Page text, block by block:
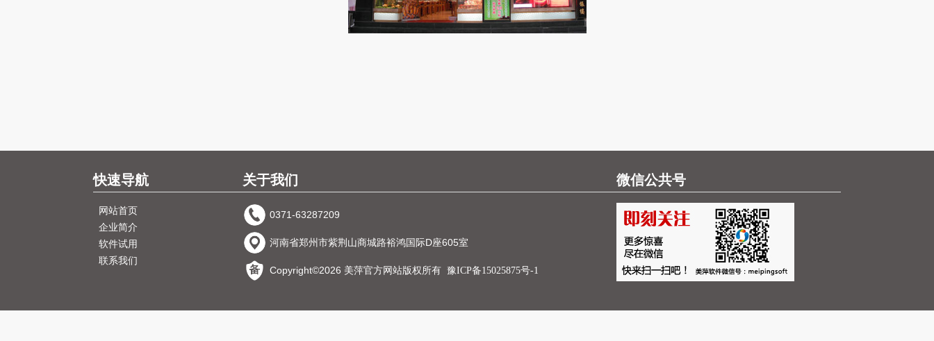
快速导航
网站首页
企业简介
软件试用
联系我们
关于我们
0371-63287209
河南省郑州市紫荆山商城路裕鸿国际D座605室
Copyright©2026 美萍官方网站版权所有豫ICP备15025875号-1
微信公共号